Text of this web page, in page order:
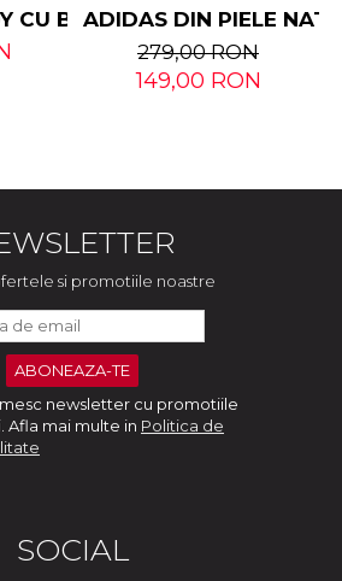
CU BARETE DIN PIELE
ADIDAS DIN PIELE
279,00 RON
149,00 RON
si promotiile noastre
newsletter cu promotiile
Afla mai multe in Politica de
SOCIAL